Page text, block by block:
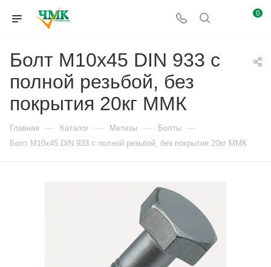
0
Болт М10x45 DIN 933 с
полной резьбой, без
покрытия 20кг ММК
Главная — Каталог — Метизы — Болты —
Болт М10x45 DIN 933 с полной резьбой, без покрытия 20кг ММК